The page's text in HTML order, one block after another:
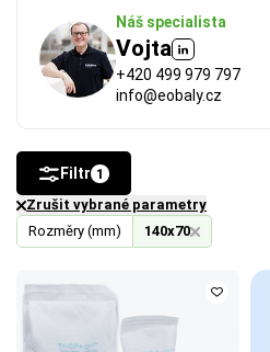
Náš specialista
Vojta
+420 499 979 797
info@eobaly.cz
Rozměry (mm) 140x70
Zrušit vybrané parametry
Filtr 1